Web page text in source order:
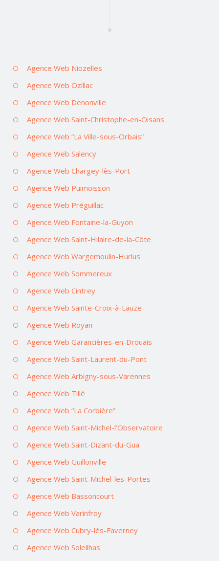
Agence Web Niozelles
Agence Web Ozillac
Agence Web Denonville
Agence Web Saint-Christophe-en-Oisans
Agence Web “La Ville-sous-Orbais”
Agence Web Salency
Agence Web Chargey-lès-Port
Agence Web Puimoisson
Agence Web Préguillac
Agence Web Fontaine-la-Guyon
Agence Web Saint-Hilaire-de-la-Côte
Agence Web Wargemoulin-Hurlus
Agence Web Sommereux
Agence Web Cintrey
Agence Web Sainte-Croix-à-Lauze
Agence Web Royan
Agence Web Garancières-en-Drouais
Agence Web Saint-Laurent-du-Pont
Agence Web Arbigny-sous-Varennes
Agence Web Tillé
Agence Web “La Corbière”
Agence Web Saint-Michel-l’Observatoire
Agence Web Saint-Dizant-du-Gua
Agence Web Guillonville
Agence Web Saint-Michel-les-Portes
Agence Web Bassoncourt
Agence Web Varinfroy
Agence Web Cubry-lès-Faverney
Agence Web Soleilhas